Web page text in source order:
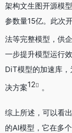
架构文生图开源模
参数量15亿。此次
法等完整模型，供
一步提升模型运行
DiT模型的加速库
决方案12 。
综上所述，可以看
的AI模型，它在多